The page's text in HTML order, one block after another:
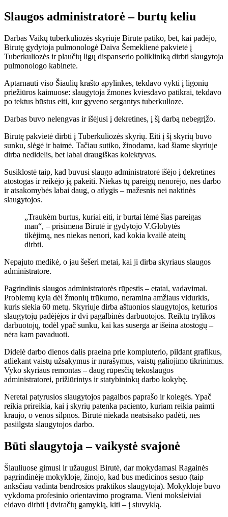
Slaugos administratorė – burtų keliu
Darbas Vaikų tuberkuliozės skyriuje Birute patiko, bet, kai padėjo,
Birutę gydytoja pulmonologė Daiva Šemeklienė pakvietė į
Tuberkuliozės ir plaučių ligų dispanserio polikliniką dirbti slaugytoja
pulmonologo kabinete.
Aptarnauti viso Šiaulių krašto apylinkes, tekdavo vykti į ligonių
priežiūros kaimuose: slaugytoja žmones kviesdavo patikrai, tekdavo
po tektus būstus eiti, kur gyveno sergantys tuberkulioze.
Darbas buvo nelengvas ir išėjusi į dekretines, į šį darbą nebegrįžo.
Birutę pakvietė dirbti į Tuberkuliozės skyrių. Eiti į šį skyrių buvo
sunku, slėgė ir baimė. Tačiau sutiko, žinodama, kad šiame skyriuje
dirba nedidelis, bet labai draugiškas kolektyvas.
Susiklostė taip, kad buvusi slaugo administratorė išėjo į dekretines
atostogas ir reikėjo ją pakeiti. Niekas tų pareigų nenorėjo, nes darbo
ir atsakomybės labai daug, o atlygis – mažesnis nei naktinės
slaugytojos.
„Traukėm burtus, kuriai eiti, ir burtai lėmė šias pareigas
man“, – prisimena Birutė ir gydytojo V.Globytės
tikėjimą, nes niekas nenori, kad kokia kvailė ateitų
dirbti.
Nepajuto medikė, o jau šešeri metai, kai ji dirba skyriaus slaugos
administratore.
Pagrindinis slaugos administratorės rūpestis – etatai, vadavimai.
Problemų kyla dėl žmonių trūkumo, neramina amžiaus vidurkis,
kuris siekia 60 metų. Skyriuje dirba aštuonios slaugytojos, keturios
slaugytojų padėjėjos ir dvi pagalbinės darbuotojos. Reiktų trylikos
darbuotojų, todėl ypač sunku, kai kas suserga ar išeina atostogų –
nėra kam pavaduoti.
Didelė darbo dienos dalis praeina prie kompiuterio, pildant grafikus,
atliekant vaistų užsakymus ir nurašymus, vaistų galiojimo tikrinimus.
Vyko skyriaus remontas – daug rūpesčių tekoslaugos
administratorei, prižiūrintys ir statybininkų darbo kokybę.
Neretai patyrusios slaugytojos pagalbos paprašo ir kolegės. Ypač
reikia prireikia, kai į skyrių patenka paciento, kuriam reikia paimti
kraujo, o venos silpnos. Birutė niekada neatsisako padėti, nes
pasiilgsta slaugytojos darbo.
Būti slaugytoja – vaikystė svajonė
Šiauliuose gimusi ir užaugusi Birutė, dar mokydamasi Ragainės
pagrindinėje mokykloje, žinojo, kad bus medicinos sesuo (taip
anksčiau vadinta bendrosios praktikos slaugytoja). Mokykloje buvo
vykdoma profesinio orientavimo programa. Vieni moksleiviai
eidavo dirbti į dviračių gamyklą, kiti – į siuvyklą.